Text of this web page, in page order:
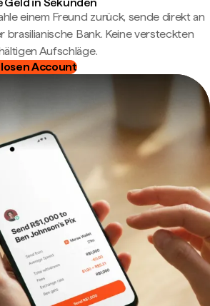
einem Freund zurück, sende direkt an
brasilianische Bank. Keine versteckten
Aufschläge.
Account